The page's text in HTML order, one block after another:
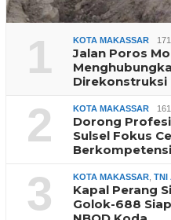
1 KOTA MAKASSAR
Jalan Poros
Direkonstruksi
2 KOTA MAKASSAR
Dorong
Sulsel Fokus
Berkompetensi
3 KOTA MAKASSAR TNI
Kapal Perang
Golok-688